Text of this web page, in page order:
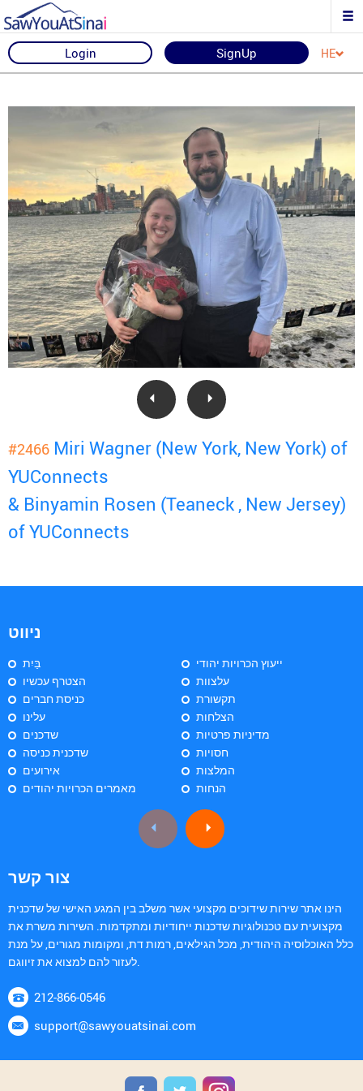
Login SignUp HE
#2466 Miri Wagner (New York, New York) of
YUConnects
& Binyamin Rosen (Teaneck , New Jersey)
of YUConnects
ניווט
בַּיִת
הצטרף עכשיו
כניסת חברים
עלינו
שדכנים
שדכנית כניסה
אירועים
מאמרים הכרויות יהודים
ייעוץ הכרויות יהודי
עלצוות
תקשורת
הצלחות
מדיניות פרטיות
חסויות
המלצות
הנחות
צור קשר
הינו אתר שירות שידוכים מקצועי אשר משלב בין המגע האישי של שדכנית
מקצועית עם טכנולוגיות שדכנות ייחודיות ומתקדמות. השירות משרת את
כלל האוכלוסיה היהודית, מכל הגילאים, רמות דת, ומקומות מגורים, על מנת
לעזור להם למצוא את זיווגם.
212-866-0546
support@sawyouatsinai.com